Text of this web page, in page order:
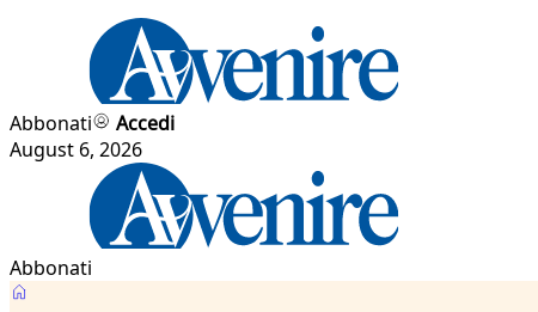
Abbonati
Accedi
August 6, 2026
Abbonati